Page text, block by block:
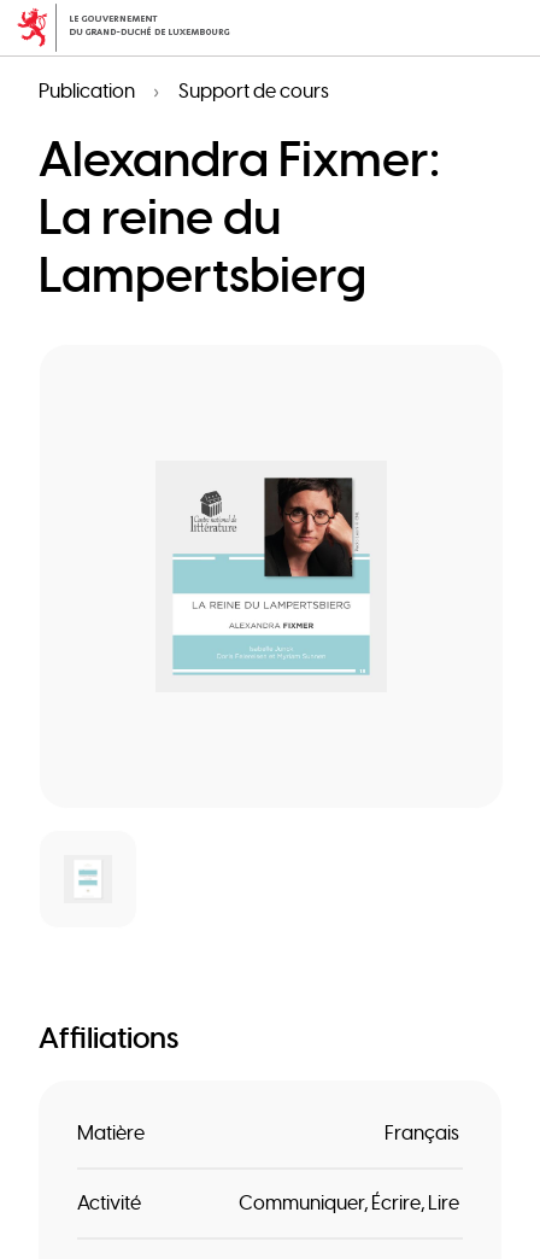
Aller
au
principal
Publication Support de cours
Alexandra Fixmer:
La reine du
Lampertsbierg
Affiliations
Matière Français
Activité Communiquer Écrire Lire